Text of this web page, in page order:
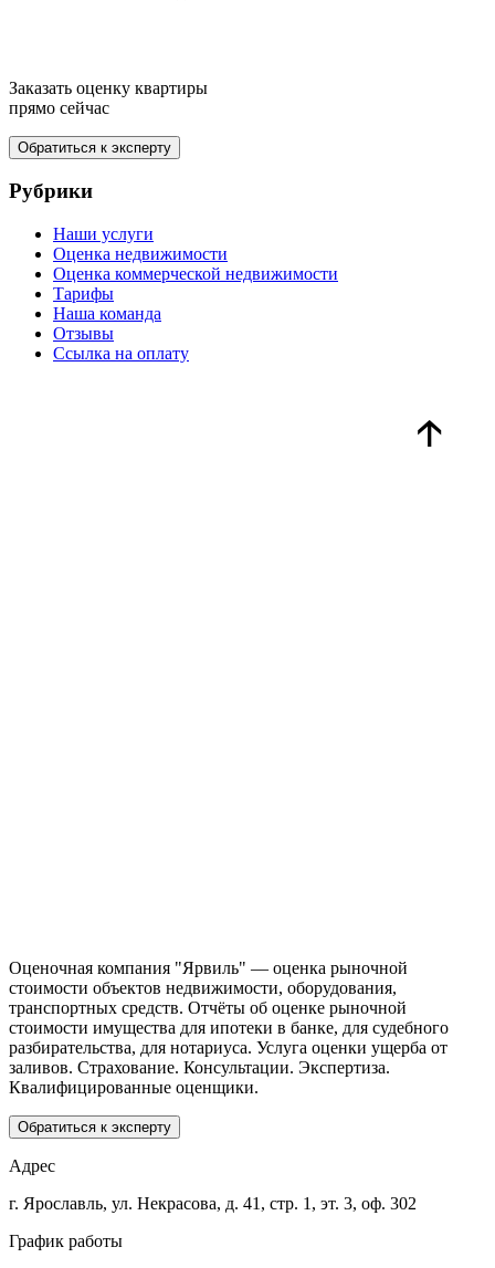
Заказать оценку квартиры
прямо сейчас
Обратиться к эксперту
Рубрики
Наши услуги
Оценка недвижимости
Оценка коммерческой недвижимости
Тарифы
Наша команда
Отзывы
Ссылка на оплату
🡡
Оценочная компания "Ярвиль" — оценка рыночной
стоимости объектов недвижимости, оборудования,
транспортных средств. Отчёты об оценке рыночной
стоимости имущества для ипотеки в банке, для судебного
разбирательства, для нотариуса. Услуга оценки ущерба от
заливов. Страхование. Консультации. Экспертиза.
Квалифицированные оценщики.
Обратиться к эксперту
Адрес
г. Ярославль, ул. Некрасова, д. 41, стр. 1, эт. 3, оф. 302
График работы